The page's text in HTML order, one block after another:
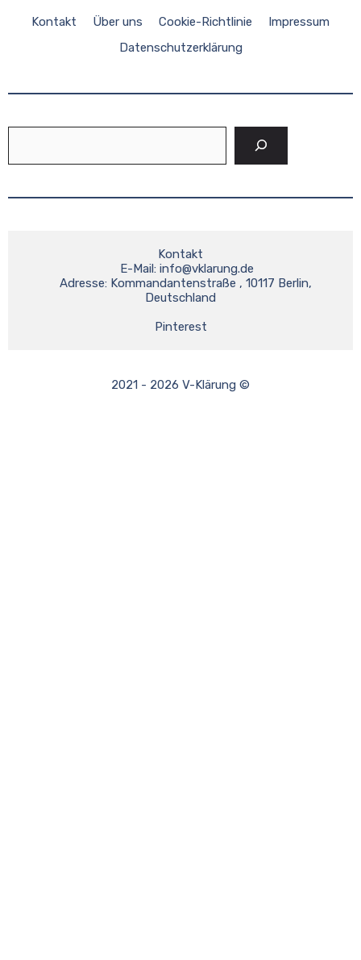
Kontakt Über uns Cookie-Richtlinie
Impressum
Datenschutzerklärung
Kontakt
    E-Mail:
info@vklarung.de
Deutschland
Pinterest
2021 - 2026 V-Klärung ©